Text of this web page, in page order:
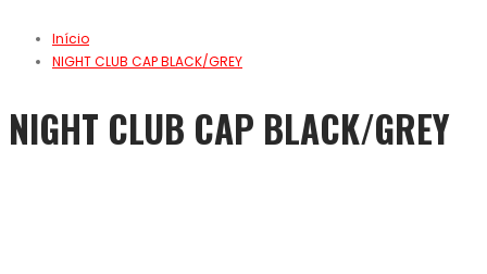
Início
NIGHT CLUB CAP BLACK/GREY
NIGHT CLUB CAP BLACK/GREY